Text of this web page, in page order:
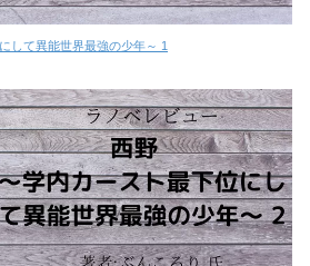
て異能世界最強の少年～ 1